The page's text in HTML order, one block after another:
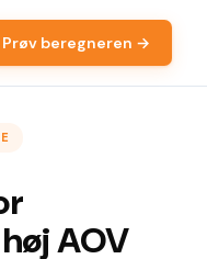
Prøv beregneren →
AOV